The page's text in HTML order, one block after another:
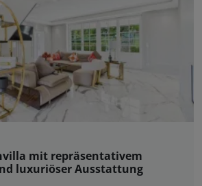
mit repräsentativem
luxuriöser Ausstattung